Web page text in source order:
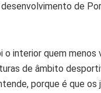
de
o interior quem
de âmbito
porque é que